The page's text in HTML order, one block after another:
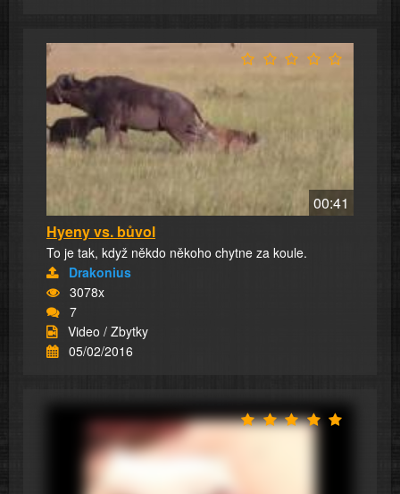
00:41
Hyeny vs. bůvol
To je tak, když někdo někoho chytne za koule.
Drakonius
3078x
7
Video / Zbytky
05/02/2016